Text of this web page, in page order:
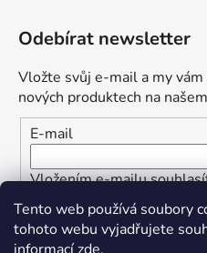
Tento web používá soubory
tohoto webu vyjadřujete
Odebírat newsletter
Vložte svůj e-mail a my
nových produktech na
E-mail
Vložením e-mailu
osobních údajů
PŘIHLÁSIT SE